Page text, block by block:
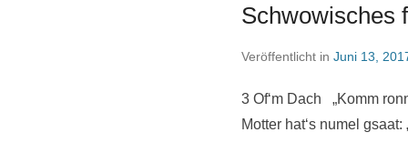
Schwowisches
Veröffentlicht in Juni 13,
3 Of‘m Dach „Komm
Motter hat‘s numel